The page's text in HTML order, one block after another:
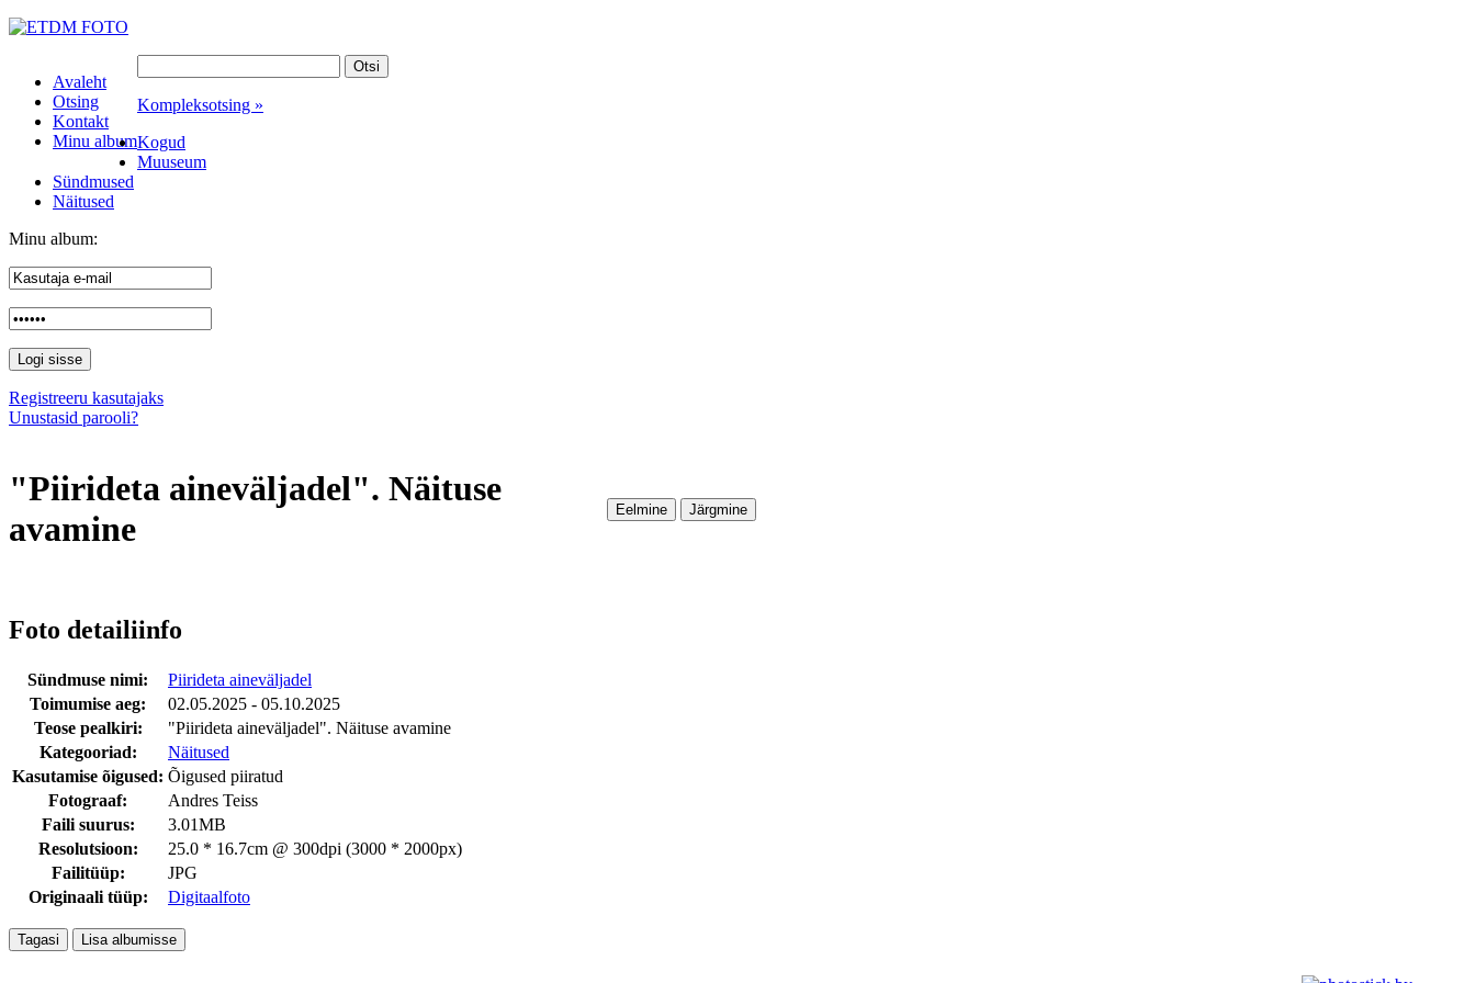
Avaleht
Otsing
Kontakt
Minu album
Kompleksotsing »
Kogud
Muuseum
Sündmused
Näitused
Minu album:
Registreeru kasutajaks
Unustasid parooli?
"Piirideta aineväljadel". Näituse
avamine
Foto detailiinfo
Sündmuse nimi:
Piirideta aineväljadel
Toimumise aeg:
02.05.2025 - 05.10.2025
Teose pealkiri:
"Piirideta aineväljadel". Näituse avamine
Kategooriad:
Näitused
Kasutamise õigused: Õigused piiratud
Fotograaf:
Andres Teiss
Faili suurus:
3.01MB
Resolutsioon:
25.0 * 16.7cm @ 300dpi (3000 * 2000px)
Failitüüp:
JPG
Originaali tüüp:
Digitaalfoto